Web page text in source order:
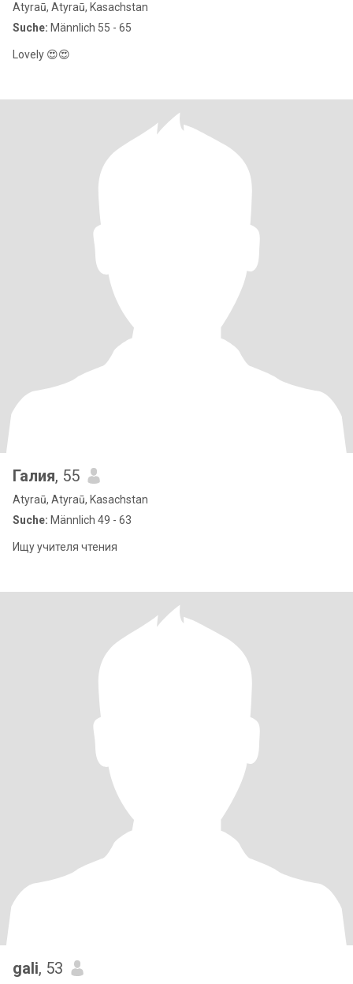
Atyraū, Atyraū, Kasachstan
Suche: Männlich 55 - 65
Lovely 😍😍
Галия, 55
Atyraū, Atyraū, Kasachstan
Suche: Männlich 49 - 63
Ищу учителя чтения
gali, 53